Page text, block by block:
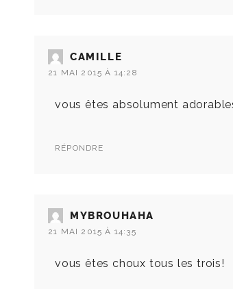
CAMILLE
21 MAI 2015 À 14:28
vous êtes absolument
RÉPONDRE
MYBROUHAHA
21 MAI 2015 À 14:35
vous êtes choux tous les trois!